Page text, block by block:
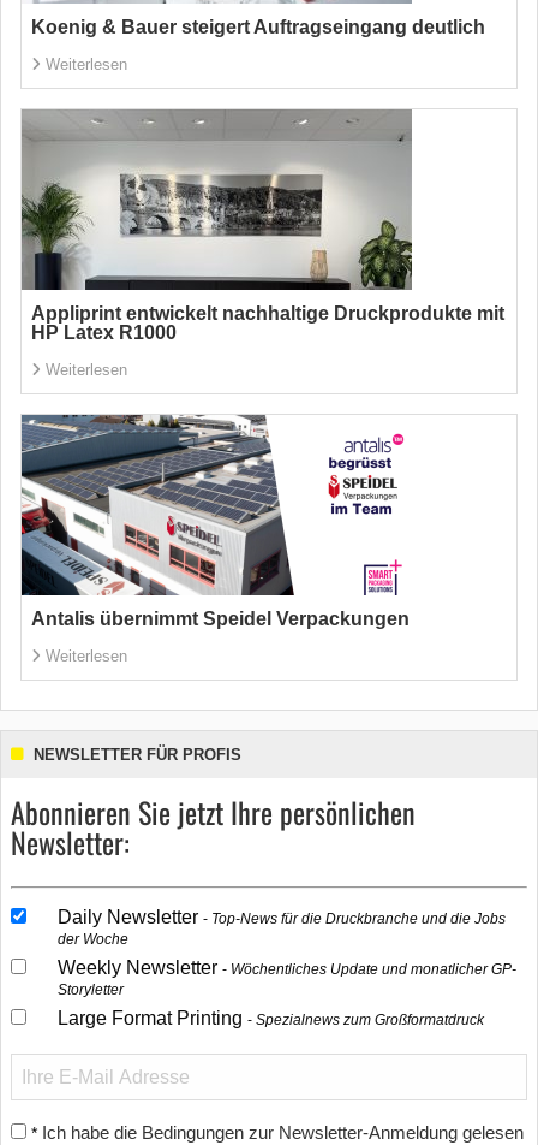
Koenig & Bauer steigert Auftragseingang deutlich
Weiterlesen
Appliprint entwickelt nachhaltige Druckprodukte mit
HP Latex R1000
Weiterlesen
Antalis übernimmt Speidel Verpackungen
Weiterlesen
NEWSLETTER FÜR PROFIS
Abonnieren Sie jetzt Ihre persönlichen
Newsletter:
Daily Newsletter
Top-News für die Druckbranche und die Jobs
der Woche
Weekly Newsletter
Wöchentliches Update und monatlicher GP-
Storyletter
Large Format Printing Spezialnews zum Großformatdruck
* Ich habe die Bedingungen zur Newsletter-Anmeldung gelesen